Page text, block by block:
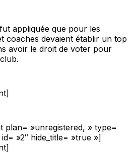
appliquée que pour les
coaches devaient établir un top
avoir le droit de voter pour
plan= »unregistered, » type=
»2″ hide_title= »true »]